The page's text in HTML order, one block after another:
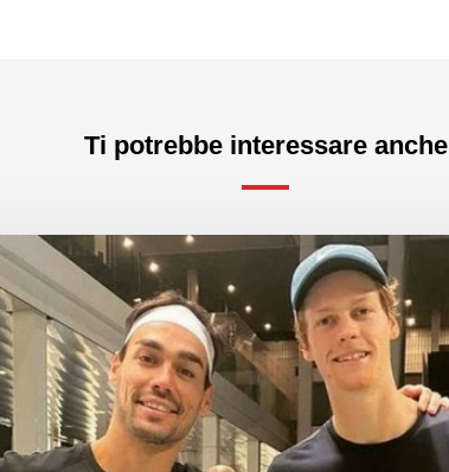
Ti potrebbe interessare anche